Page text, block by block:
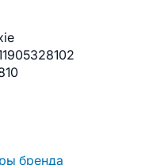
бренда